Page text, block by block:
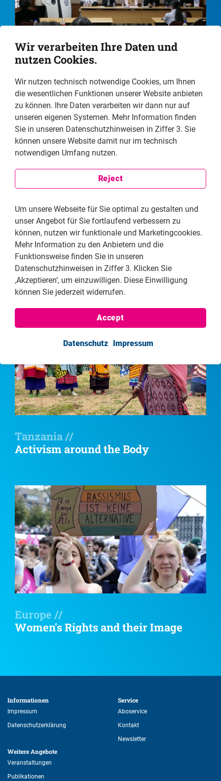
South Korea //
Hidden Struggles of South Korean
Women
Malaysia //
Block Print Art
Tanzania //
Activism around the Body
Europe //
Women's Rights and their Image
Informationen
Impressum
Datenschutzerklärung
Weitere Angebote
Veranstaltungen
Publikationen
Service
Aboservice
Kontakt
Newsletter
Wir verarbeiten Ihre Daten und
nutzen Cookies.
Wir nutzen technisch notwendige Cookies, um Ihnen
die wesentlichen Funktionen unserer Website anbieten
zu können. Ihre Daten verarbeiten wir dann nur auf
unseren eigenen Systemen. Mehr Information finden
Sie in unseren Datenschutzhinweisen in Ziffer 3. Sie
können unsere Website damit nur im technisch
notwendigen Umfang nutzen.
Reject
Um unsere Webseite für Sie optimal zu gestalten und
unser Angebot für Sie fortlaufend verbessern zu
können, nutzen wir funktionale und Marketingcookies.
Mehr Information zu den Anbietern und die
Funktionsweise finden Sie in unseren
Datenschutzhinweisen in Ziffer 3. Klicken Sie
‚Akzeptieren‘, um einzuwilligen. Diese Einwilligung
können Sie jederzeit widerrufen.
Accept
Datenschutz Impressum